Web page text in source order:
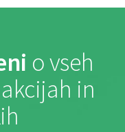
o vseh
in